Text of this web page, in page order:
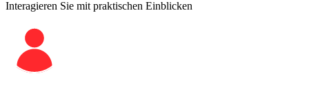
Interagieren Sie mit praktischen Einblicken